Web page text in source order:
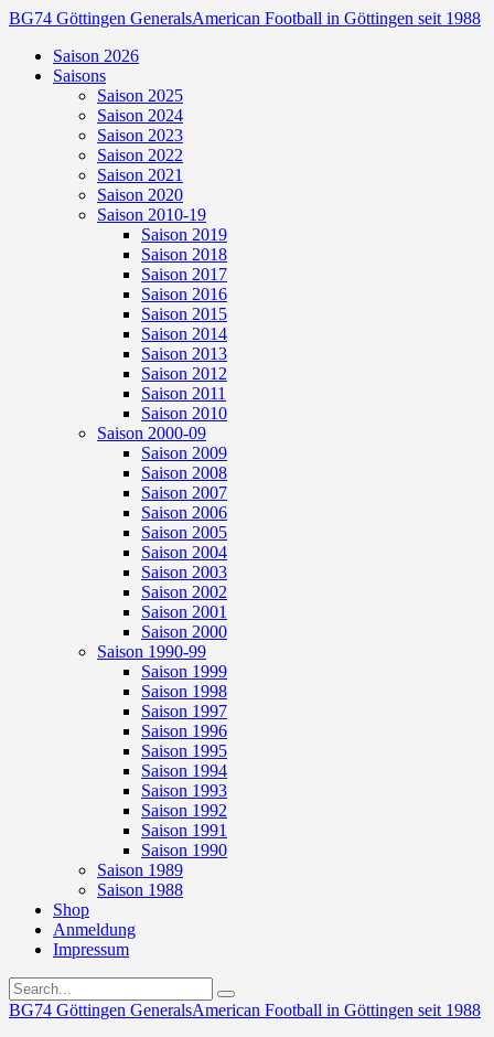
BG74 Göttingen GeneralsAmerican Football in Göttingen seit 1988
Saison 2026
Saisons
Saison 2025
Saison 2024
Saison 2023
Saison 2022
Saison 2021
Saison 2020
Saison 2010-19
Saison 2019
Saison 2018
Saison 2017
Saison 2016
Saison 2015
Saison 2014
Saison 2013
Saison 2012
Saison 2011
Saison 2010
Saison 2000-09
Saison 2009
Saison 2008
Saison 2007
Saison 2006
Saison 2005
Saison 2004
Saison 2003
Saison 2002
Saison 2001
Saison 2000
Saison 1990-99
Saison 1999
Saison 1998
Saison 1997
Saison 1996
Saison 1995
Saison 1994
Saison 1993
Saison 1992
Saison 1991
Saison 1990
Saison 1989
Saison 1988
Shop
Anmeldung
Impressum
BG74 Göttingen GeneralsAmerican Football in Göttingen seit 1988